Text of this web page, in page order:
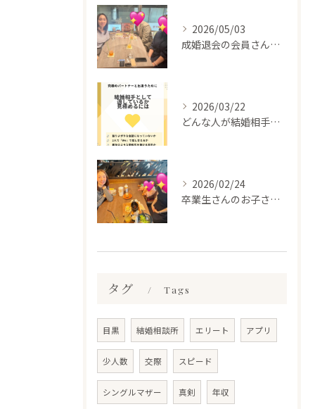
2026/05/03
成婚退会の会員さんとお会いして来ました✨
2026/03/22
どんな人が結婚相手だといいのか
2026/02/24
卒業生さんのお子さんに会って来ました✨
タグ Tags
目黒 結婚相談所 エリート アプリ
少人数 交際 スピード
シングルマザー 真剣 年収